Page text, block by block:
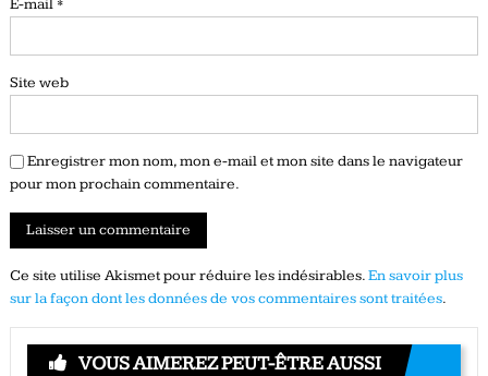
E-mail *
Site web
Enregistrer mon nom, mon e-mail et mon site dans le navigateur
pour mon prochain commentaire.
Ce site utilise Akismet pour réduire les indésirables.En savoir plus
sur la façon dont les données de vos commentaires sont traitées.
VOUS AIMEREZ PEUT-ÊTRE AUSSI